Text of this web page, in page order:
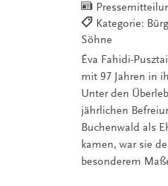
Kategorie:
Söhne
Éva Fahidi-
mit 97 Jahren in
Unter den
jährlichen
Buchenwald als
kamen, war sie
besonderem